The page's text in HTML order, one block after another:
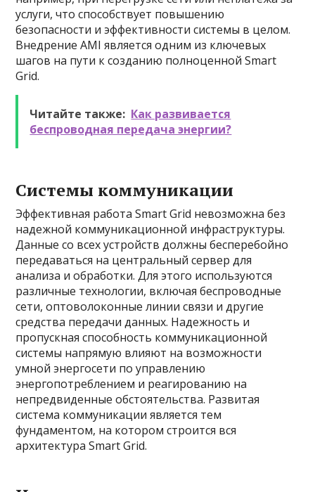
услуги, что способствует повышению
безопасности и эффективности системы в целом.
Внедрение AMI является одним из ключевых
шагов на пути к созданию полноценной Smart
Grid.
Читайте также: Как развивается
беспроводная передача энергии?
Системы коммуникации
Эффективная работа Smart Grid невозможна без
надежной коммуникационной инфраструктуры.
Данные со всех устройств должны бесперебойно
передаваться на центральный сервер для
анализа и обработки. Для этого используются
различные технологии, включая беспроводные
сети, оптоволоконные линии связи и другие
средства передачи данных. Надежность и
пропускная способность коммуникационной
системы напрямую влияют на возможности
умной энергосети по управлению
энергопотреблением и реагированию на
непредвиденные обстоятельства. Развитая
система коммуникации является тем
фундаментом, на котором строится вся
архитектура Smart Grid.